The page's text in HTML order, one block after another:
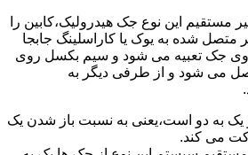
مستقیم این نوع جک هیدرولیک،کابین را
شده به یوک یا کاراسلینگ جابجا
جک تعبیه می شود و سیم بکسل روی
می شود و از طرفی دیگر به
یک به دو است،یعنی به نسبت باز شدن یک
می کند.